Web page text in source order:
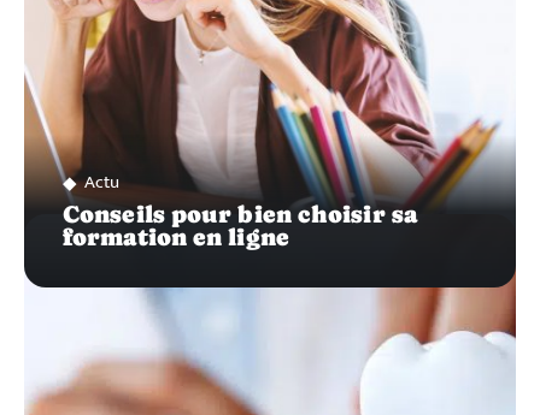
Actu
Conseils pour bien choisir sa
formation en ligne